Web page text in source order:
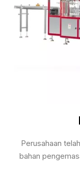
Perusahaan
bahan